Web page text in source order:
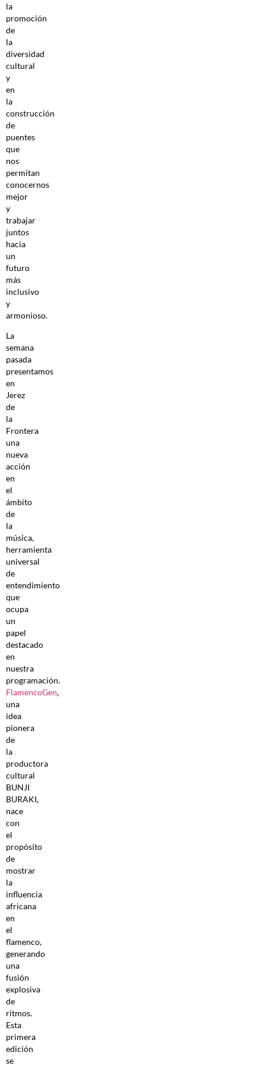
la
promoción
de
la
diversidad
cultural
y
en
la
construcción
de
puentes
que
nos
permitan
conocernos
mejor
y
trabajar
juntos
hacia
un
futuro
más
inclusivo
y
armonioso.
La
semana
pasada
presentamos
en
Jerez
de
la
Frontera
una
nueva
acción
en
el
ámbito
de
la
música,
herramienta
universal
de
entendimiento
que
ocupa
un
papel
destacado
en
nuestra
programación.
FlamencoGen,
una
idea
pionera
de
la
productora
cultural
BUNJI
BURAKI,
nace
con
el
propósito
de
mostrar
la
influencia
africana
en
el
flamenco,
generando
una
fusión
explosiva
de
ritmos.
Esta
primera
edición
se